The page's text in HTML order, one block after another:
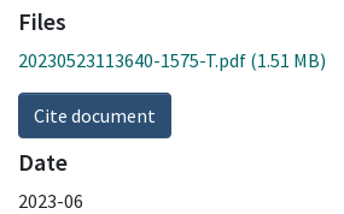
Files
20230523113640-1575-T.pdf (1.51 MB)
Cite document
Date
2023-06